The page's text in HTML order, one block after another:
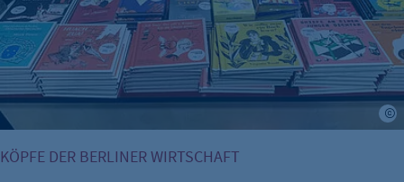
KÖPFE DER BERLINER WIRTSCHAFT